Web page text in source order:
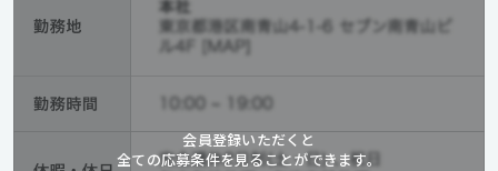
会員登録いただくと
全ての応募条件を見ることができます。